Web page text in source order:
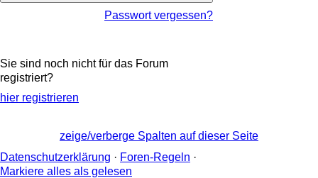
Passwort vergessen?
Sie sind noch nicht für das Forum
registriert?
hier registrieren
zeige/verberge Spalten auf dieser Seite
Datenschutzerklärung · Foren-Regeln ·
Markiere alles als gelesen